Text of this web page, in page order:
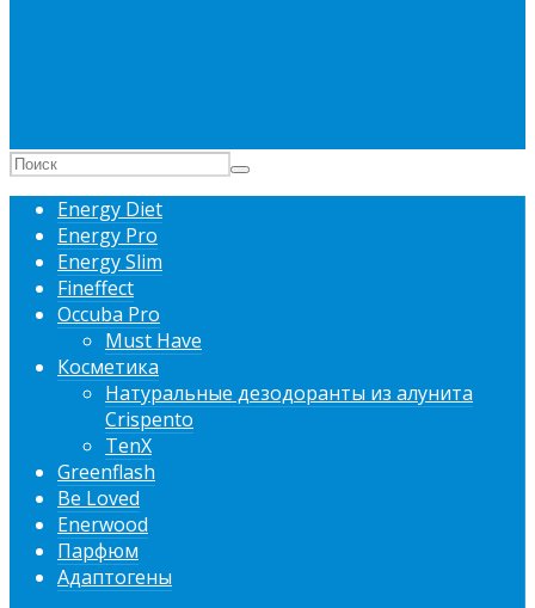
Energy Diet
Energy Pro
Energy Slim
Fineffect
Occuba Pro
Must Have
Косметика
Натуральные дезодоранты из алунита
Crispento
TenX
Greenflash
Be Loved
Enerwood
Парфюм
Адаптогены